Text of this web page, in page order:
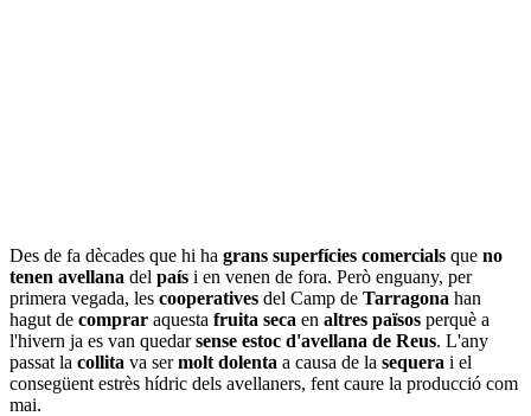
Des de fa dècades que hi ha grans superfícies comercials que no
tenen avellana del país i en venen de fora. Però enguany, per
primera vegada, les cooperatives del Camp de Tarragona han
hagut de comprar aquesta fruita seca en altres països perquè a
l'hivern ja es van quedarsense estoc d'avellana de Reus. L'any
passat la collita va sermolt dolenta a causa de la sequera i el
consegüent estrès hídric dels avellaners, fent caure la producció com
mai.